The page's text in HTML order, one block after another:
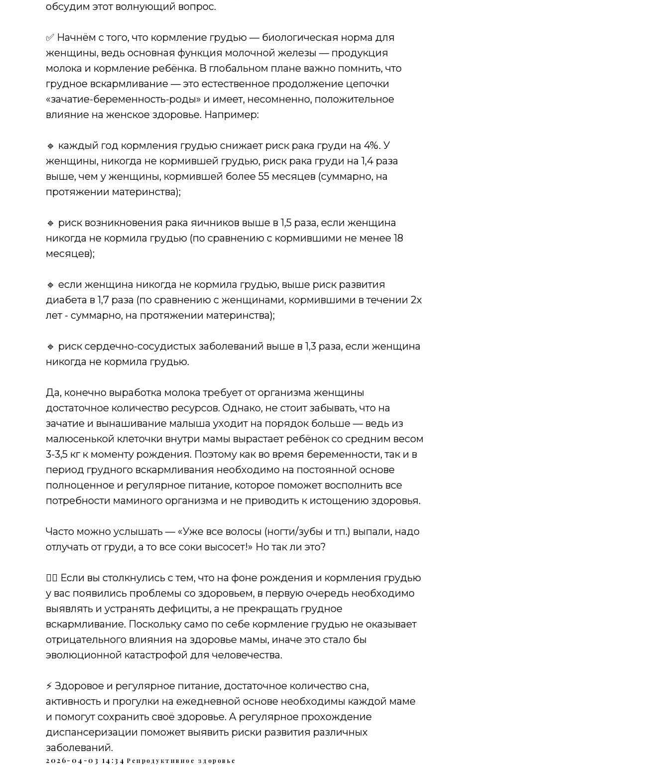
обсудим этот волнующий вопрос.
✅ Начнём с того, что кормление грудью — биологическая норма для
женщины, ведь основная функция молочной железы — продукция
молока и кормление ребёнка. В глобальном плане важно помнить, что
грудное вскармливание — это естественное продолжение цепочки
«зачатие-беременность-роды» и имеет, несомненно, положительное
влияние на женское здоровье. Например:
🔹 каждый год кормления грудью снижает риск рака груди на 4%. У
женщины, никогда не кормившей грудью, риск рака груди на 1,4 раза
выше, чем у женщины, кормившей более 55 месяцев (суммарно, на
протяжении материнства);
🔹 риск возникновения рака яичников выше в 1,5 раза, если женщина
никогда не кормила грудью (по сравнению с кормившими не менее 18
месяцев);
🔹 если женщина никогда не кормила грудью, выше риск развития
диабета в 1,7 раза (по сравнению с женщинами, кормившими в течении 2х
лет - суммарно, на протяжении материнства);
🔹 риск сердечно-сосудистых заболеваний выше в 1,3 раза, если женщина
никогда не кормила грудью.
Да, конечно выработка молока требует от организма женщины
достаточное количество ресурсов. Однако, не стоит забывать, что на
зачатие и вынашивание малыша уходит на порядок больше — ведь из
малюсенькой клеточки внутри мамы вырастает ребёнок со средним весом
3-3,5 кг к моменту рождения. Поэтому как во время беременности, так и в
период грудного вскармливания необходимо на постоянной основе
полноценное и регулярное питание, которое поможет восполнить все
потребности маминого организма и не приводить к истощению здоровья.
Часто можно услышать — «Уже все волосы (ногти/зубы и тп.) выпали, надо
отлучать от груди, а то все соки высосет!» Но так ли это?
👩‍⚕️ Если вы столкнулись с тем, что на фоне рождения и кормления грудью
у вас появились проблемы со здоровьем, в первую очередь необходимо
выявлять и устранять дефициты, а не прекращать грудное
вскармливание. Поскольку само по себе кормление грудью не оказывает
отрицательного влияния на здоровье мамы, иначе это стало бы
эволюционной катастрофой для человечества.
⚡️ Здоровое и регулярное питание, достаточное количество сна,
активность и прогулки на ежедневной основе необходимы каждой маме
и помогут сохранить своё здоровье. А регулярное прохождение
диспансеризации поможет выявить риски развития различных
заболеваний.
2026-04-03 14:34 Репродуктивное здоровье